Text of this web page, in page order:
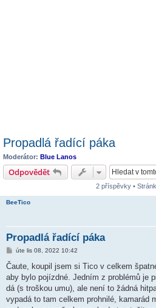
Propadlá řadící páka
Moderátor: Blue Lanos
Odpovědět
2 příspěvky •
BeeTico
Propadlá řadící páka
P
í
p
ě
e
úte lis 08, 2022 10:42
Čaute, koupil jsem si Tico v celkem
aby bylo pojízdné. Jedním z problémů je
dá (s troškou umu), ale není to žádná
vypadá to tam celkem prohnilé, kamarád